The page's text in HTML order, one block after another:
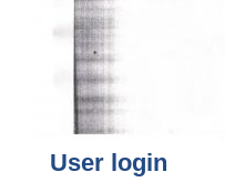
User login